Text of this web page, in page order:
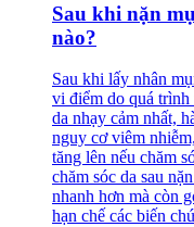
Sau khi nặn
nào?
Sau khi lấy nhân
vi điểm do quá
da nhạy cảm nhất,
nguy cơ viêm
tăng lên nếu chăm
chăm sóc da sau
nhanh hơn mà còn
hạn chế các biến